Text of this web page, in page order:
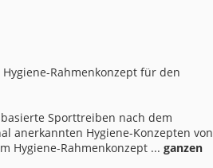
Rahmenkonzept für den
Sporttreiben nach dem
anerkannten Hygiene-Konzepten von
Hygiene-Rahmenkonzept ... ganzen